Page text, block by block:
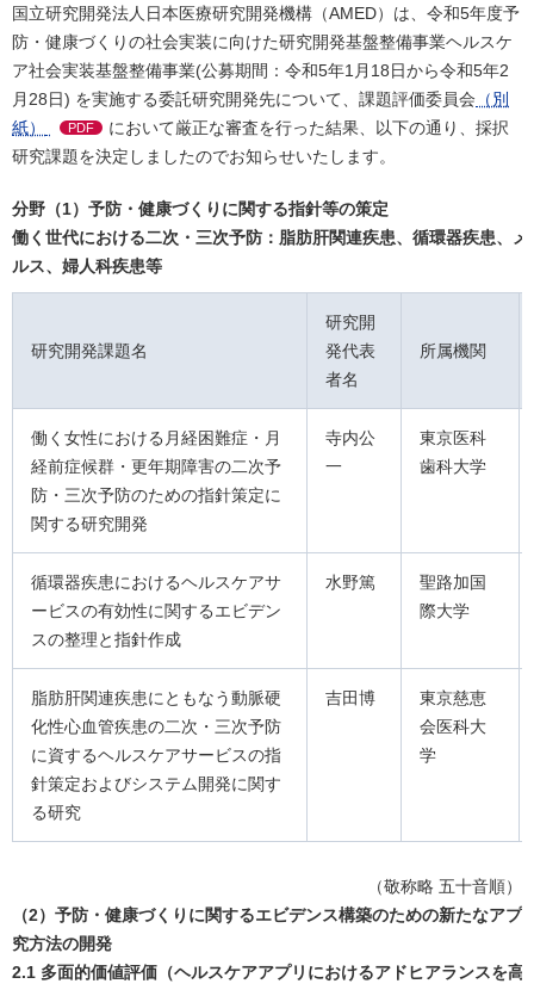
国立研究開発法人日本医療研究開発機構（AMED）は、令和5年度予
防・健康づくりの社会実装に向けた研究開発基盤整備事業ヘルスケ
ア社会実装基盤整備事業(公募期間：令和5年1月18日から令和5年2
月28日) を実施する委託研究開発先について、課題評価委員会 （別
紙）
PDF
において厳正な審査を行った結果、以下の通り、採択
研究課題を決定しましたのでお知らせいたします。
分野（1）予防・健康づくりに関する指針等の策定
働く世代における二次・三次予防：脂肪肝関連疾患、循環器疾患、メ
ルス、婦人科疾患等
研究開発課題名
研究開
発代表
者名
所属機関
働く女性における月経困難症・月
経前症候群・更年期障害の二次予
防・三次予防のための指針策定に
関する研究開発
寺内公
一
東京医科
歯科大学
循環器疾患におけるヘルスケアサ
ービスの有効性に関するエビデン
スの整理と指針作成
水野篤
聖路加国
際大学
脂肪肝関連疾患にともなう動脈硬
化性心血管疾患の二次・三次予防
に資するヘルスケアサービスの指
針策定およびシステム開発に関す
る研究
吉田博
東京慈恵
会医科大
学
（敬称略 五十音順）
（2）予防・健康づくりに関するエビデンス構築のための新たなアプ
究方法の開発
2.1 多面的価値評価（ヘルスケアアプリにおけるアドヒアランスを高